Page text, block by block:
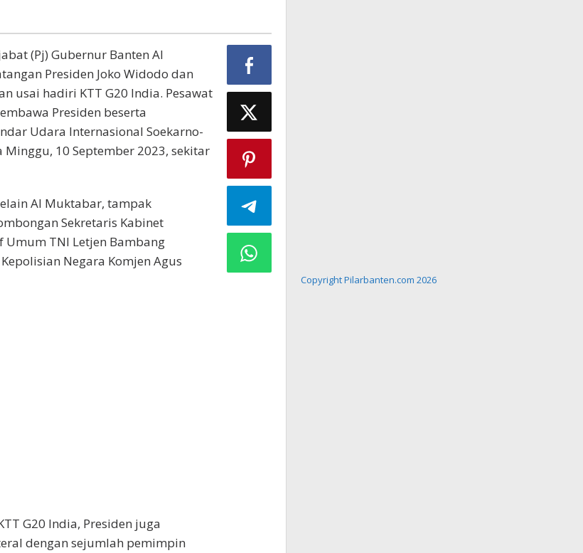
(Pj) Gubernur Banten Al
Presiden Joko Widodo dan
usai hadiri KTT G20 India. Pesawat
Presiden beserta
Udara Internasional Soekarno-
10 September 2023, sekitar
Al Muktabar, tampak
Sekretaris Kabinet
Umum TNI Letjen Bambang
Negara Komjen Agus
G20 India, Presiden juga
dengan sejumlah pemimpin
Copyright Pilarbanten.com 2026